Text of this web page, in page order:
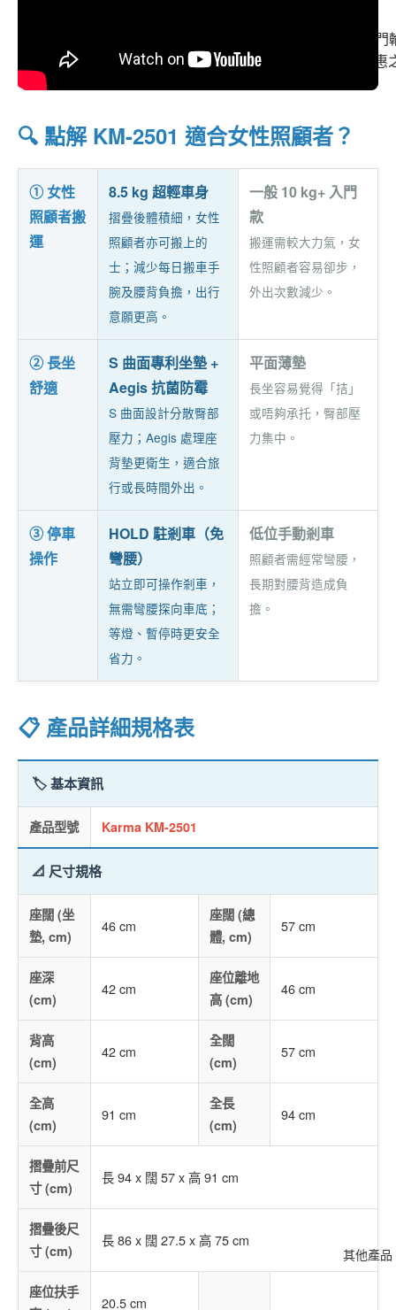
經濟入門
椅 - 實惠
其他產品
🔍 點解 KM-2501 適合女性照顧者？
① 女性
照顧者搬
運
8.5 kg 超輕車身
摺疊後體積細，女性
照顧者亦可搬上的
士；減少每日搬車手
腕及腰背負擔，出行
意願更高。
一般 10 kg+ 入門
款
搬運需較大力氣，女
性照顧者容易卻步，
外出次數減少。
② 長坐
舒適
S 曲面專利坐墊 +
Aegis 抗菌防霉
S 曲面設計分散臀部
壓力；Aegis 處理座
背墊更衛生，適合旅
行或長時間外出。
平面薄墊
長坐容易覺得「拮」
或唔夠承托，臀部壓
力集中。
③ 停車
操作
HOLD 駐剎車（免
彎腰）
站立即可操作剎車，
無需彎腰探向車底；
等燈、暫停時更安全
省力。
低位手動剎車
照顧者需經常彎腰，
長期對腰背造成負
擔。
📋 產品詳細規格表
🏷️ 基本資訊
產品型號 Karma KM-2501
📐 尺寸規格
座闊 (坐
墊, cm)
46 cm
座闊 (總
體, cm)
57 cm
座深
(cm)
42 cm
座位離地
高 (cm)
46 cm
背高
(cm)
42 cm
全闊
(cm)
57 cm
全高
(cm)
91 cm
全長
(cm)
94 cm
摺疊前尺
寸 (cm)
長 94 x 闊 57 x 高 91 cm
摺疊後尺
寸 (cm)
長 86 x 闊 27.5 x 高 75 cm
座位扶手
20.5 cm